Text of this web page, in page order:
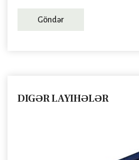
Göndər
DIGƏR LAYIHƏLƏR